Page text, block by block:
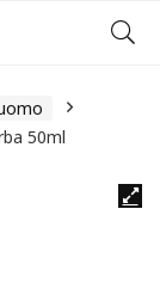
50ml